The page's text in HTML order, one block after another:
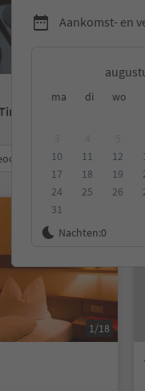
Aankomst- en
ma di wo
10
11 12
17
18 19
24
25 26
31
Nachten:0
Categorie
1/18